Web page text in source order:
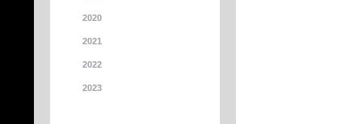
2020
2021
2022
2023